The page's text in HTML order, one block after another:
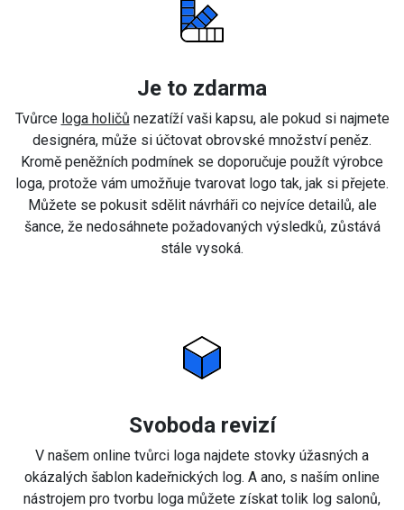
Je to zdarma
Tvůrce loga holičů nezatíží vaši kapsu, ale pokud si najmete
designéra, může si účtovat obrovské množství peněz.
Kromě peněžních podmínek se doporučuje použít výrobce
loga, protože vám umožňuje tvarovat logo tak, jak si přejete.
Můžete se pokusit sdělit návrháři co nejvíce detailů, ale
šance, že nedosáhnete požadovaných výsledků, zůstává
stále vysoká.
Svoboda revizí
V našem online tvůrci loga najdete stovky úžasných a
okázalých šablon kadeřnických log. A ano, s naším online
nástrojem pro tvorbu loga můžete získat tolik log salonů,